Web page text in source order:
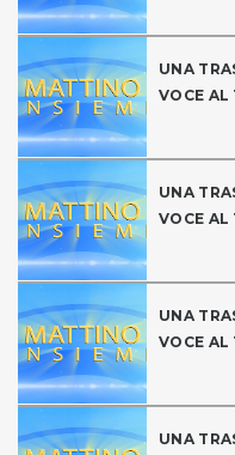
UNA
VOCE AL
UNA
VOCE AL
UNA
VOCE AL
UNA